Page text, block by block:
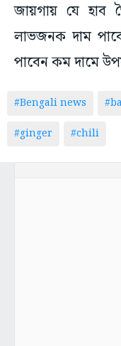
জায়গায় যে হাব
লাভজনক দাম
পাবেন কম দামে
#Bengali news
#ginger
#chili